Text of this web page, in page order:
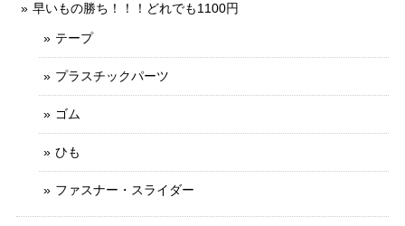
早いもの勝ち！！！どれでも1100円
テープ
プラスチックパーツ
ゴム
ひも
ファスナー・スライダー